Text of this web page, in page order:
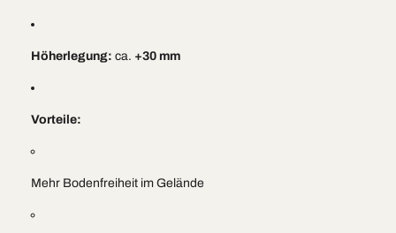
Höherlegung: ca. +30 mm
Vorteile:
Mehr Bodenfreiheit im Gelände